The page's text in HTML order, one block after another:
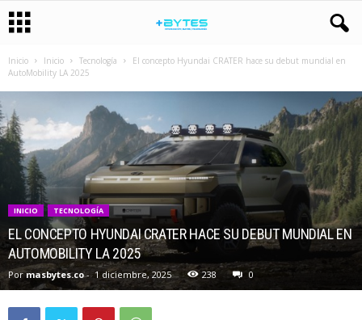
Inicio Inicio Tecnología
El concepto Hyundai CRATER hace su debut mundial en
AutoMobility LA 2025
INICIO TECNOLOGÍA
EL CONCEPTO HYUNDAI CRATER HACE SU DEBUT MUNDIAL EN
AUTOMOBILITY LA 2025
Por masbytes.co- 1 diciembre, 2025 238 0